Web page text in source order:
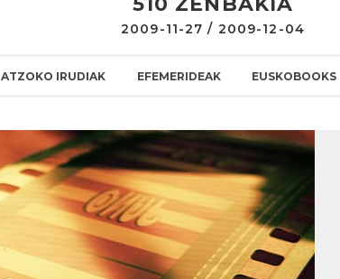
2009-11-27 / 2009-12-04
ATZOKO IRUDIAK EFEMERIDEAK EUSKOBOOKS